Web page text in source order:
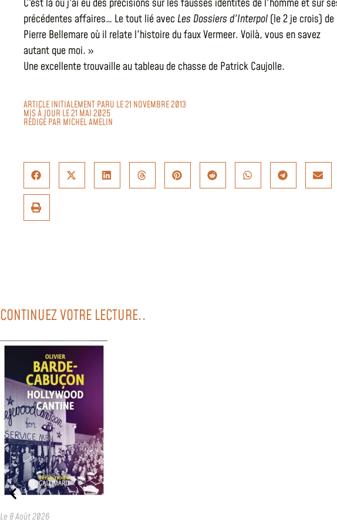
C'est là où j'ai eu des précisions sur les fausses identités de l'homme et sur
précédentes affaires… Le tout lié avec Les Dossiers d'Interpol (le 2 je crois) de
Pierre Bellemare où il relate l'histoire du faux Vermeer. Voilà, vous en savez
autant que moi. »
Une excellente trouvaille au tableau de chasse de Patrick Caujolle.
ARTICLE INITIALEMENT PARU LE 21 NOVEMBRE 2013
MIS À JOUR LE 21 MAI 2025
RÉDIGÉ PAR MICHEL AMELIN
CONTINUEZ VOTRE LECTURE..
Le 8 Août 2026